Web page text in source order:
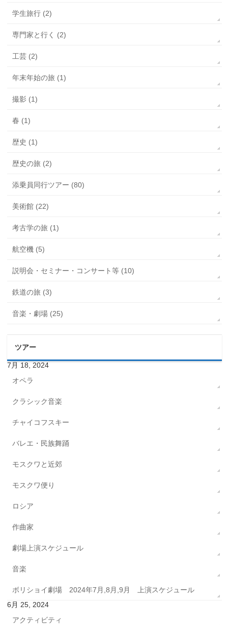
学生旅行 (2)
専門家と行く (2)
工芸 (2)
年末年始の旅 (1)
撮影 (1)
春 (1)
歴史 (1)
歴史の旅 (2)
添乗員同行ツアー (80)
美術館 (22)
考古学の旅 (1)
航空機 (5)
説明会・セミナー・コンサート等 (10)
鉄道の旅 (3)
音楽・劇場 (25)
ツアー
7月 18, 2024
オペラ
クラシック音楽
チャイコフスキー
バレエ・民族舞踊
モスクワと近郊
モスクワ便り
ロシア
作曲家
劇場上演スケジュール
音楽
ボリショイ劇場 2024年7月,8月,9月 上演スケジュール
6月 25, 2024
アクティビティ